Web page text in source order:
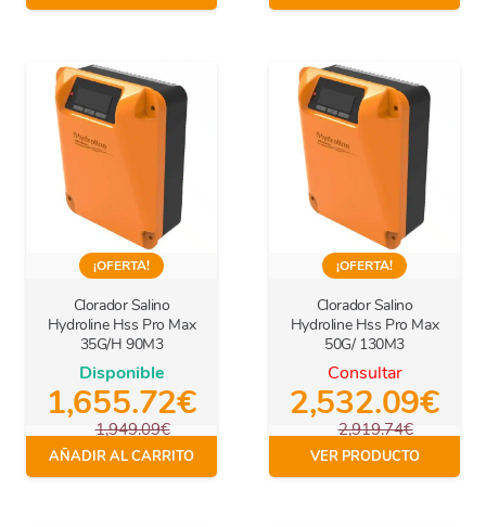
¡OFERTA!
Clorador Salino
Hydroline Hss Pro Max
35G/H 90M3
Disponible
1,655.72€
1,949.09€
IVA Incl.
AÑADIR AL CARRITO
¡OFERTA!
Clorador Salino
Hydroline Hss Pro Max
50G/ 130M3
Consultar
2,532.09€
2,919.74€
IVA Incl.
VER PRODUCTO